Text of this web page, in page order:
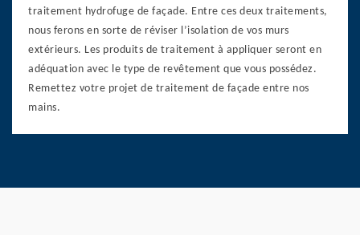
traitement hydrofuge de façade. Entre ces deux traitements,
nous ferons en sorte de réviser l’isolation de vos murs
extérieurs. Les produits de traitement à appliquer seront en
adéquation avec le type de revêtement que vous possédez.
Remettez votre projet de traitement de façade entre nos
mains.